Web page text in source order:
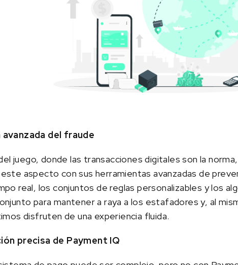
avanzada del fraude
juego, donde las transacciones digitales son la
aspecto con sus herramientas avanzadas de
real, los conjuntos de reglas personalizables y los
para mantener a raya a los estafadores y, al
disfruten de una experiencia fluida.
precisa de Payment IQ